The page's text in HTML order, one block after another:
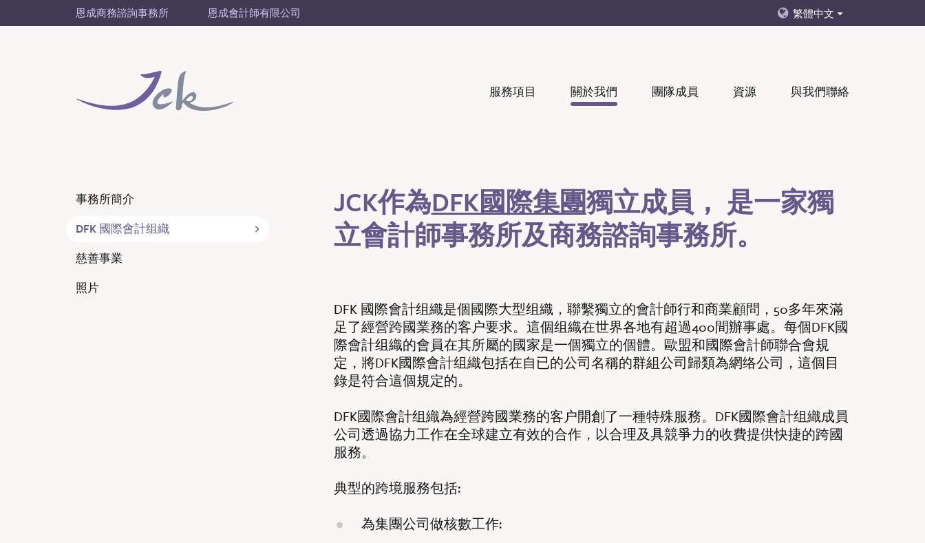
恩成商務諮詢事務所 恩成會計師有限公司 繁體中文
服務項目 關於我們 團隊成員 資源 與我們聯絡
事務所簡介
DFK 國際會計组織
慈善事業
照片
JCK作為DFK國際集團獨立成員， 是一家獨
立會計師事務所及商務諮詢事務所。
DFK 國際會計组織是個國際大型组織，聯繫獨立的會計師行和商業顧問，50多年來滿
足了經營跨國業務的客户要求。這個组織在世界各地有超過400間辦事處。每個DFK國
際會計组織的會員在其所屬的國家是一個獨立的個體。歐盟和國際會計師聯合會規
定，將DFK國際會計组織包括在自已的公司名稱的群組公司歸類為網络公司，這個目
錄是符合這個規定的。
DFK國際會計组織為經營跨國業務的客户開創了一種特殊服務。DFK國際會計组織成員
公司透過協力工作在全球建立有效的合作，以合理及具競爭力的收費提供快捷的跨國
服務。
典型的跨境服務包括:
為集團公司做核數工作: